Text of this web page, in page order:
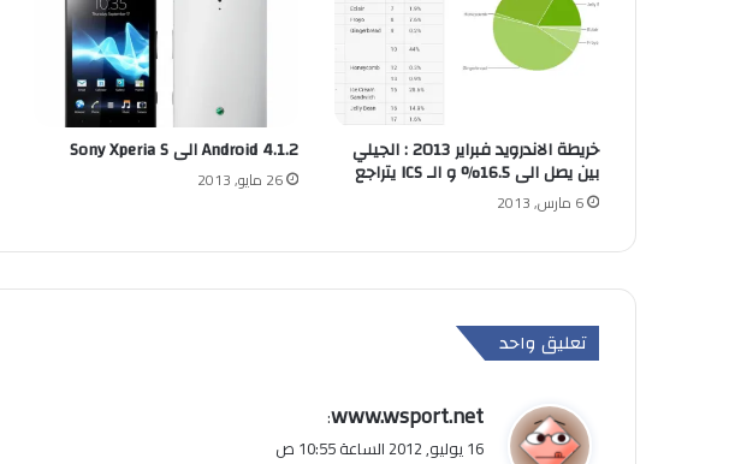
خريطة الاندرويد فبراير 2013 : الجيلي
بين يصل الى 16.5% و الـ ICS يتراجع
6 مارس, 2013
Android 4.1.2 الى Sony Xperia S
26 مايو, 2013
تعليق واحد
ي
ق
www.wsport.net
:
16 يوليو, 2012 الساعة 10:55 ص